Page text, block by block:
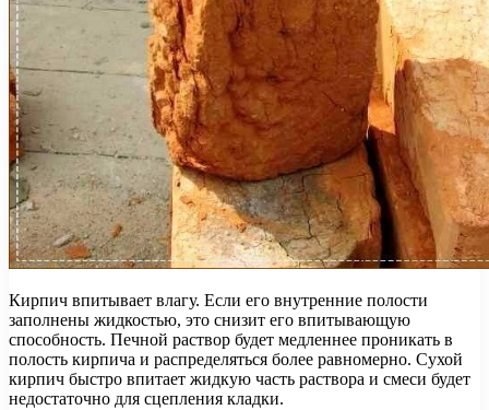
Кирпич впитывает влагу. Если его внутренние полости
заполнены жидкостью, это снизит его впитывающую
способность. Печной раствор будет медленнее проникать в
полость кирпича и распределяться более равномерно. Сухой
кирпич быстро впитает жидкую часть раствора и смеси будет
недостаточно для сцепления кладки.